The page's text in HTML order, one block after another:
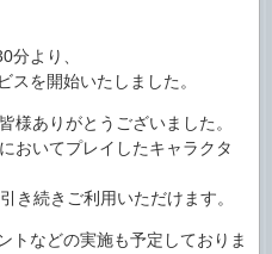
分より、
スを開始いたしました。
様ありがとうございました。
おいてプレイしたキャラクタ
き続きご利用いただけます。
トなどの実施も予定しておりま